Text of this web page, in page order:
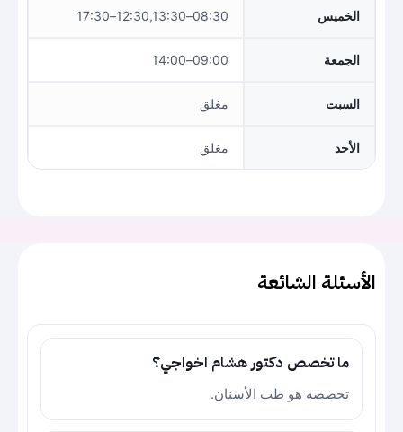
الخميس 08:30–12:30,13:30–17:30
الجمعة 09:00–14:00
السبت مغلق
الأحد مغلق
الأسئلة الشائعة
ما تخصص دكتور هشام اخواجي؟
تخصصه هو طب الأسنان.